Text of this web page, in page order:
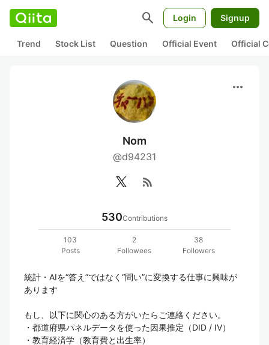
search Login Signup
Trend Stock List Question Official Event Official
more_horiz
Nom
@d94231
rss_feed
530Contributions
103
Posts
2
Followees
38
Followers
統計・AIを“答え”ではなく“問い”に変換する仕事に興味が
あります
もし、以下に関心のある方がいたらご連絡ください。
・都道府県パネルデータを使った因果推定（DID / IV）
・教育経済学（教育費と出生率）